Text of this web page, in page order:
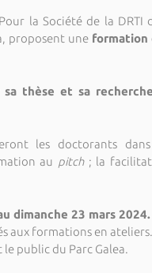
la Société de la DRTI
proposent une formation
sa thèse et sa
les doctorants
au pitch ; la
dimanche 23 mars 2024.
aux formations en ateliers.
public du Parc Galea.